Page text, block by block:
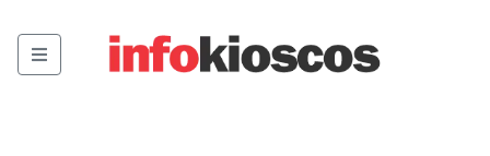
Menu